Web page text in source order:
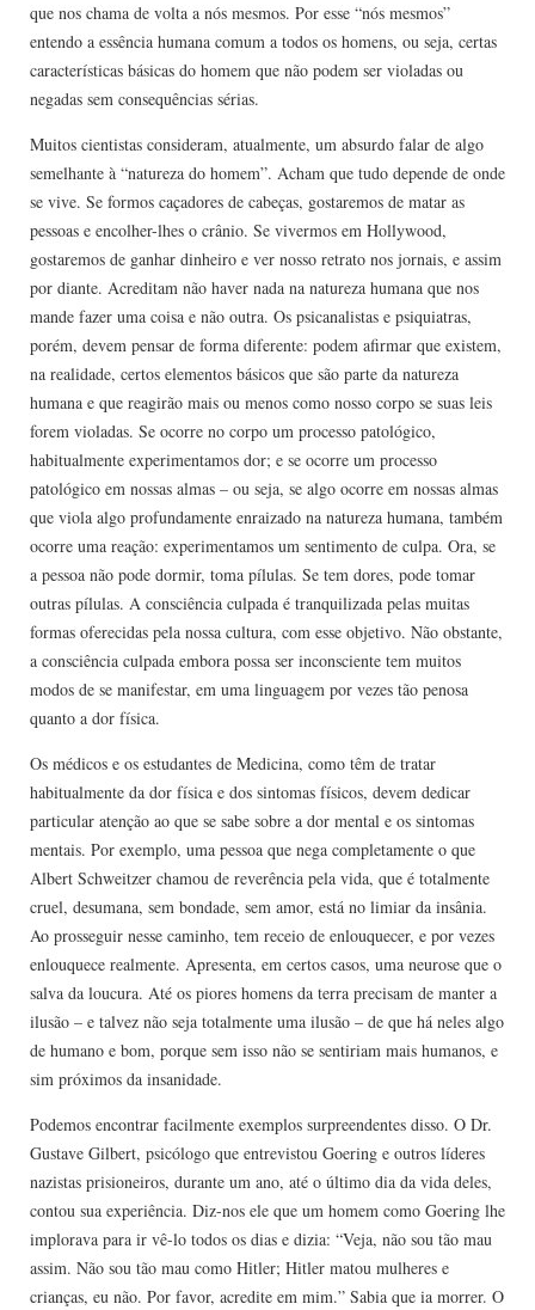
que nos chama de volta a nós mesmos. Por esse “nós mesmos”
entendo a essência humana comum a todos os homens, ou seja, certas
características básicas do homem que não podem ser violadas ou
negadas sem consequências sérias.
Muitos cientistas consideram, atualmente, um absurdo falar de algo
semelhante à “natureza do homem”. Acham que tudo depende de onde
se vive. Se formos caçadores de cabeças, gostaremos de matar as
pessoas e encolher-lhes o crânio. Se vivermos em Hollywood,
gostaremos de ganhar dinheiro e ver nosso retrato nos jornais, e assim
por diante. Acreditam não haver nada na natureza humana que nos
mande fazer uma coisa e não outra. Os psicanalistas e psiquiatras,
porém, devem pensar de forma diferente: podem afirmar que existem,
na realidade, certos elementos básicos que são parte da natureza
humana e que reagirão mais ou menos como nosso corpo se suas leis
forem violadas. Se ocorre no corpo um processo patológico,
habitualmente experimentamos dor; e se ocorre um processo
patológico em nossas almas – ou seja, se algo ocorre em nossas almas
que viola algo profundamente enraizado na natureza humana, também
ocorre uma reação: experimentamos um sentimento de culpa. Ora, se
a pessoa não pode dormir, toma pílulas. Se tem dores, pode tomar
outras pílulas. A consciência culpada é tranquilizada pelas muitas
formas oferecidas pela nossa cultura, com esse objetivo. Não obstante,
a consciência culpada embora possa ser inconsciente tem muitos
modos de se manifestar, em uma linguagem por vezes tão penosa
quanto a dor física.
Os médicos e os estudantes de Medicina, como têm de tratar
habitualmente da dor física e dos sintomas físicos, devem dedicar
particular atenção ao que se sabe sobre a dor mental e os sintomas
mentais. Por exemplo, uma pessoa que nega completamente o que
Albert Schweitzer chamou de reverência pela vida, que é totalmente
cruel, desumana, sem bondade, sem amor, está no limiar da insânia.
Ao prosseguir nesse caminho, tem receio de enlouquecer, e por vezes
enlouquece realmente. Apresenta, em certos casos, uma neurose que o
salva da loucura. Até os piores homens da terra precisam de manter a
ilusão – e talvez não seja totalmente uma ilusão – de que há neles algo
de humano e bom, porque sem isso não se sentiriam mais humanos, e
sim próximos da insanidade.
Podemos encontrar facilmente exemplos surpreendentes disso. O Dr.
Gustave Gilbert, psicólogo que entrevistou Goering e outros líderes
nazistas prisioneiros, durante um ano, até o último dia da vida deles,
contou sua experiência. Diz-nos ele que um homem como Goering lhe
implorava para ir vê-lo todos os dias e dizia: “Veja, não sou tão mau
assim. Não sou tão mau como Hitler; Hitler matou mulheres e
crianças, eu não. Por favor, acredite em mim.” Sabia que ia morrer. O